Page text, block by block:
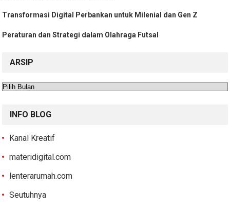
Transformasi Digital Perbankan untuk Milenial dan Gen Z
Peraturan dan Strategi dalam Olahraga Futsal
ARSIP
Arsip
INFO BLOG
Kanal Kreatif
materidigital.com
lenterarumah.com
Seutuhnya